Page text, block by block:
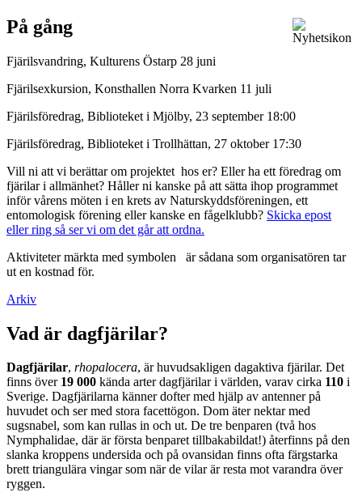
På gång
Fjärilsvandring, Kulturens Östarp 28 juni
Fjärilsexkursion, Konsthallen Norra Kvarken 11 juli
Fjärilsföredrag, Biblioteket i Mjölby, 23 september 18:00
Fjärilsföredrag, Biblioteket i Trollhättan, 27 oktober 17:30
Vill ni att vi berättar om projektet hos er? Eller ha ett föredrag om
fjärilar i allmänhet? Håller ni kanske på att sätta ihop programmet
inför vårens möten i en krets av Naturskyddsföreningen, ett
entomologisk förening eller kanske en fågelklubb? Skicka epost
eller ring så ser vi om det går att ordna.
Aktiviteter märkta med symbolen
är sådana som organisatören tar
ut en kostnad för.
Arkiv
Vad är dagfjärilar?
Dagfjärilar, rhopalocera, är huvudsakligen dagaktiva fjärilar. Det
finns över 19 000 kända arter dagfjärilar i världen, varav cirka 110 i
Sverige. Dagfjärilarna känner dofter med hjälp av antenner på
huvudet och ser med stora facettögon. Dom äter nektar med
sugsnabel, som kan rullas in och ut. De tre benparen (två hos
Nymphalidae, där är första benparet tillbakabildat!) återfinns på den
slanka kroppens undersida och på ovansidan finns ofta färgstarka
brett triangulära vingar som när de vilar är resta mot varandra över
ryggen.